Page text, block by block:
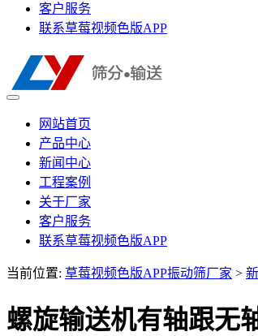
客户服务
联系草莓视频色版APP
网站首页
产品中心
新闻中心
工程案例
关于厂家
客户服务
联系草莓视频色版APP
当前位置: 草莓视频色版APP振动筛厂家 >
螺旋输送机有轴跟无